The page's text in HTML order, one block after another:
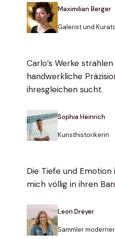
Maximilian Berger
Galerist und
Carlo’s Werke
handwerkliche
ihresgleichen sucht.
Sophia Heinrich
Kunsthistorikerin
Die Tiefe und Emotion
mich völlig in ihren
Leon Dreyer
Sammler